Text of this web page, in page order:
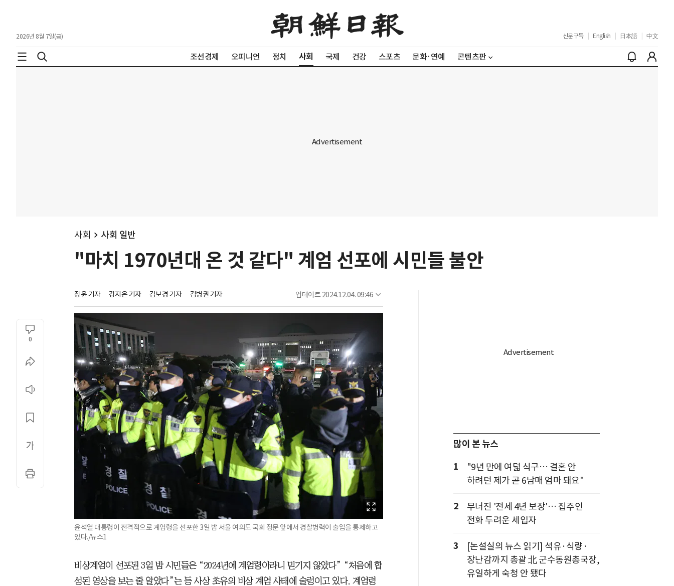
2026년 8월 7일(금) 신문구독 English 日本語 中文
조선경제 오피니언 정치 사회 국제 건강 스포츠 문화·연예 콘텐츠판
사회 사회 일반
"마치 1970년대 온 것 같다" 계엄 선포에 시민들 불안
장윤 기자 강지은 기자 김보경 기자 김병권 기자 업데이트 2024.12.04. 09:46
0
윤석열 대통령이 전격적으로 계엄령을 선포한 3일 밤 서울 여의도 국회 정문 앞에서 경찰병력이 출입을 통제하고
있다./뉴스1
비상계엄이 선포된 3일 밤 시민들은 “2024년에 계엄령이라니 믿기지 않았다” “처음에 합
성된 영상을 보는 줄 알았다”는 등 사상 초유의 비상 계엄 사태에 술렁이고 있다. 계엄령
많이 본 뉴스
1
"9년 만에 여덟 식구… 결혼 안
하려던 제가 곧 6남매 엄마 돼요"
2
무너진 '전세 4년 보장'… 집주인
전화 두려운 세입자
3
[논설실의 뉴스 읽기] 석유·식량·
장난감까지 총괄 北 군수동원총국장,
유일하게 숙청 안 됐다